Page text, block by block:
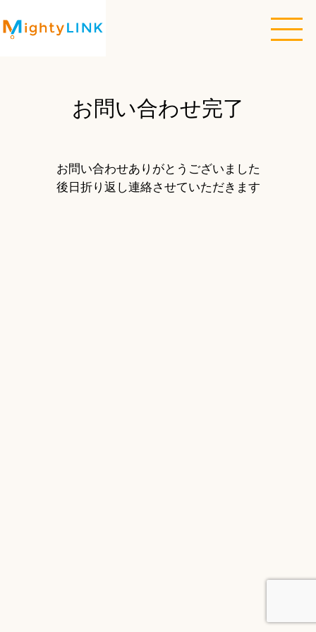
お問い合わせ完了
お問い合わせありがとうございました
後日折り返し連絡させていただきます